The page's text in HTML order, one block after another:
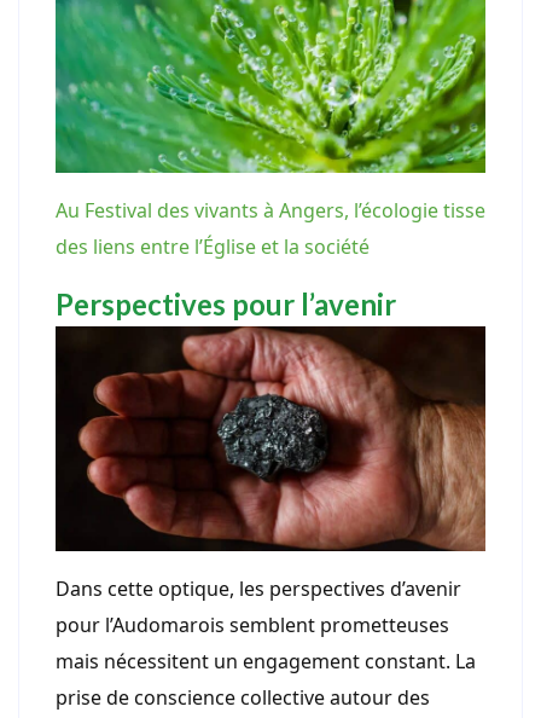
Au Festival des vivants à Angers, l’écologie tisse
des liens entre l’Église et la société
Perspectives pour l’avenir
Dans cette optique, les perspectives d’avenir
pour l’Audomarois semblent prometteuses
mais nécessitent un engagement constant. La
prise de conscience collective autour des